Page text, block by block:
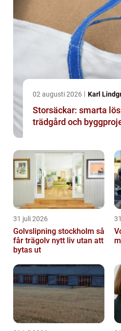
02 augusti 2026 Karl
Storsäckar: smarta
trädgård och
31 juli 2026
Golvslipning stockholm så
får trägolv nytt liv utan att
bytas ut